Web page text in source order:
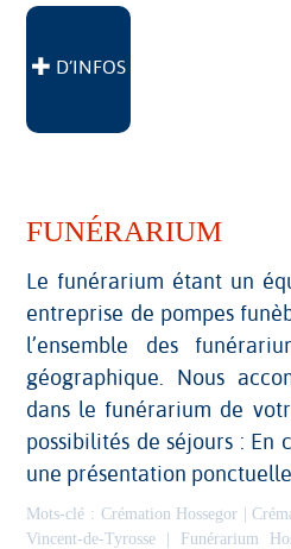
D’INFOS
FUNÉRARIUM
Le funérarium étant un
entreprise de pompes
l’ensemble des
géographique. Nous
dans le funérarium de
possibilités de séjours :
une présentation
Mots-clé : Crémation Hossegor |
Vincent-de-Tyrosse
Funérarium